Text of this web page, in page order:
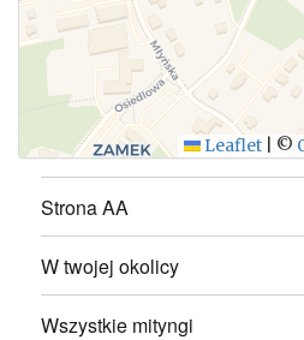
WYŚLIJ
Leaflet ©
Strona AA
W twojej okolicy
Wszystkie mityngi